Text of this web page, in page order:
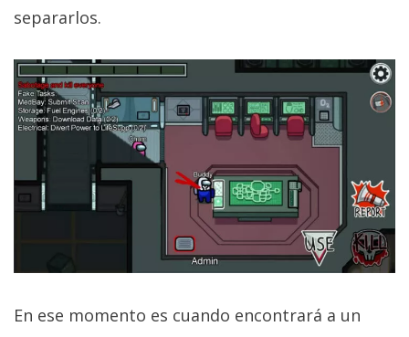
separarlos.
En ese momento es cuando encontrará a un